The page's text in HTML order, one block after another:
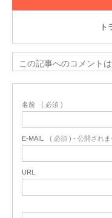
ト
この記事へのコメントは
名前 ( 必須 )
E-MAIL ( 必須 ) - 公開されま
URL